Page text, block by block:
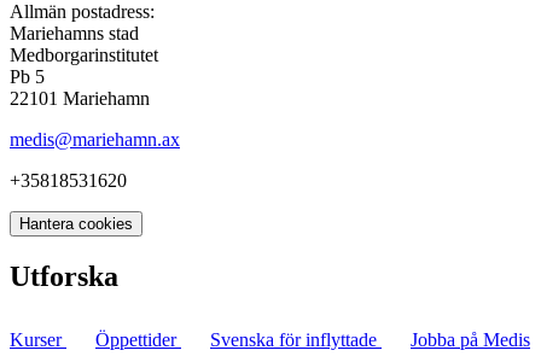
Allmän postadress:
Mariehamns stad
Medborgarinstitutet
Pb 5
22101 Mariehamn
medis@mariehamn.ax
+35818531620
Hantera cookies
Utforska
Kurser Öppettider Svenska för inflyttade
Jobba på Medis